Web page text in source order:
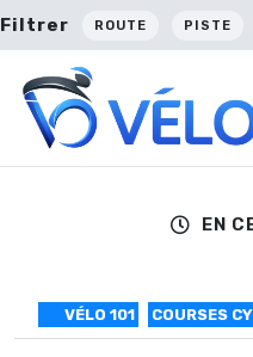
Filtrer ROUTE PISTE
EN
VÉLO 101 COURSES